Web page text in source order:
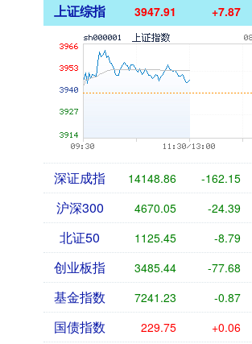
上证综指 3947.91 +7.87
深证成指 14148.86 -162.15
沪深300 4670.05 -24.39
北证50 1125.45 -8.79
创业板指 3485.44 -77.68
基金指数 7241.23 -0.87
国债指数 229.75 +0.06